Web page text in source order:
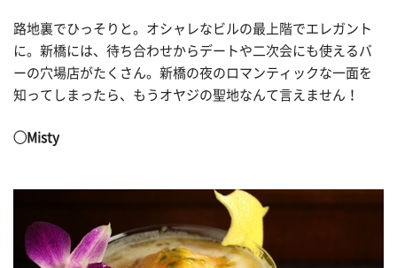
路地裏でひっそりと。オシャレなビルの最上階でエレガント
に。新橋には、待ち合わせからデートや二次会にも使えるバ
ーの穴場店がたくさん。新橋の夜のロマンティックな一面を
知ってしまったら、もうオヤジの聖地なんて言えません！
◯Misty